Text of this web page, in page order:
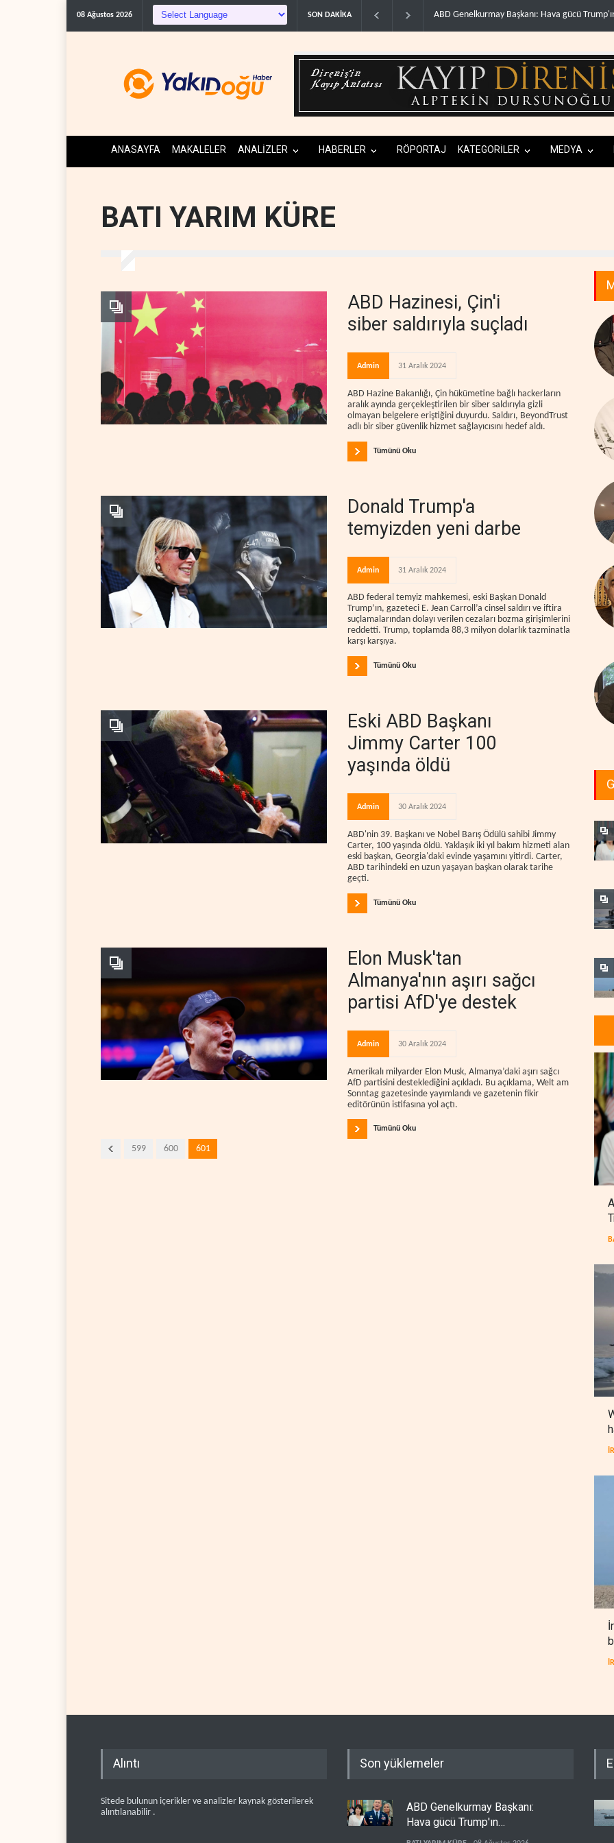
08 Ağustos 2026 SON DAKİKA
ABD Genelkurmay Başkanı: Hava gücü Trump'ın hedeflerine.. WSJ: İran, ABD’nin Körfez’deki
ANASAYFA MAKALELER ANALİZLER HABERLER RÖPORTAJ KATEGORİLER MEDYA
BATI YARIM KÜRE
ABD Hazinesi, Çin'i
siber saldırıyla suçladı
Admin 31 Aralık 2024
ABD Hazine Bakanlığı, Çin hükümetine bağlı hackerların
aralık ayında gerçekleştirilen bir siber saldırıyla gizli
olmayan belgelere eriştiğini duyurdu. Saldırı, BeyondTrust
adlı bir siber güvenlik hizmet sağlayıcısını hedef aldı.
Tümünü Oku
Donald Trump'a
temyizden yeni darbe
Admin 31 Aralık 2024
ABD federal temyiz mahkemesi, eski Başkan Donald
Trump’ın, gazeteci E. Jean Carroll’a cinsel saldırı ve iftira
suçlamalarından dolayı verilen cezaları bozma girişimlerini
reddetti. Trump, toplamda 88,3 milyon dolarlık tazminatla
karşı karşıya.
Tümünü Oku
Eski ABD Başkanı
Jimmy Carter 100
yaşında öldü
Admin 30 Aralık 2024
ABD'nin 39. Başkanı ve Nobel Barış Ödülü sahibi Jimmy
Carter, 100 yaşında öldü. Yaklaşık iki yıl bakım hizmeti alan
eski başkan, Georgia'daki evinde yaşamını yitirdi. Carter,
ABD tarihindeki en uzun yaşayan başkan olarak tarihe
geçti.
Tümünü Oku
Elon Musk'tan
Almanya'nın aşırı sağcı
partisi AfD'ye destek
Admin 30 Aralık 2024
Amerikalı milyarder Elon Musk, Almanya’daki aşırı sağcı
AfD partisini desteklediğini açıkladı. Bu açıklama, Welt am
Sonntag gazetesinde yayımlandı ve gazetenin fikir
editörünün istifasına yol açtı.
Tümünü Oku
599 600 601
Alıntı
Sitede bulunun içerikler ve analizler kaynak gösterilerek
alıntılanabilir .
Son yüklemeler
ABD Genelkurmay Başkanı:
Hava gücü Trump'ın
hedeflerine yetmez